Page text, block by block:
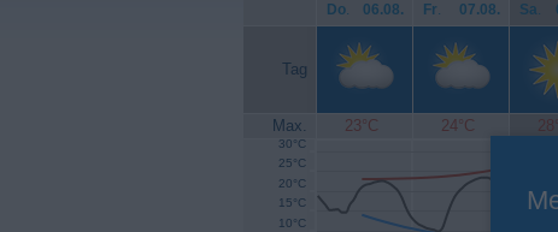
Do. 06.08. Fr. 07.08. Sa.
Tag
Max. 23°C 24°C
10°C
15°C
20°C
25°C
30°C